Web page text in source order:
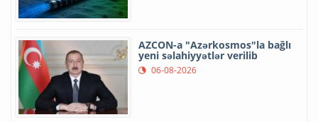
AZCON-a "Azərkosmos"la bağlı
yeni səlahiyyətlər verilib
06-08-2026